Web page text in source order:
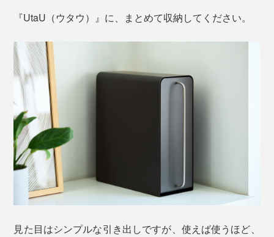
『UtaU（ウタウ）』に、まとめて収納してください。
見た目はシンプルな引き出しですが、使えば使うほど、